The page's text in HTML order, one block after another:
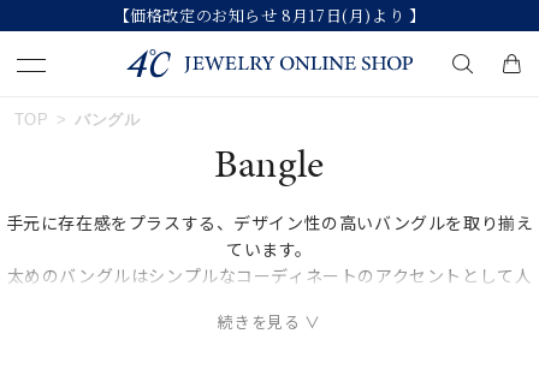
【価格改定のお知らせ 8月17日(月)より 】
人気検索キーワード
#メンズ ネックレス
TOP バングル
Bangle
手元に存在感をプラスする、デザイン性の高いバングルを取り揃え
ています。
太めのバングルはシンプルなコーディネートのアクセントとして人
バングルの着け方
おすすめ順